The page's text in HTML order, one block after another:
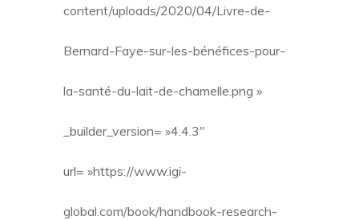
content/uploads/2020/04/Livre-de-
Bernard-Faye-sur-les-bénéfices-pour-
la-santé-du-lait-de-chamelle.png »
_builder_version= »4.4.3″
url= »https://www.igi-
global.com/book/handbook-research-